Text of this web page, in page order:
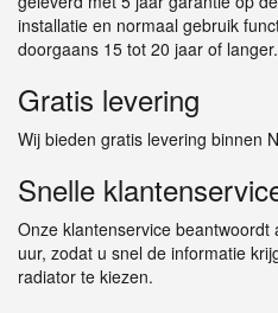
installatie en normaal gebruik
doorgaans 15 tot 20 jaar of langer.
Gratis levering
Wij bieden gratis levering binnen
Snelle
Onze klantenservice
uur, zodat u snel de informatie
radiator te kiezen.